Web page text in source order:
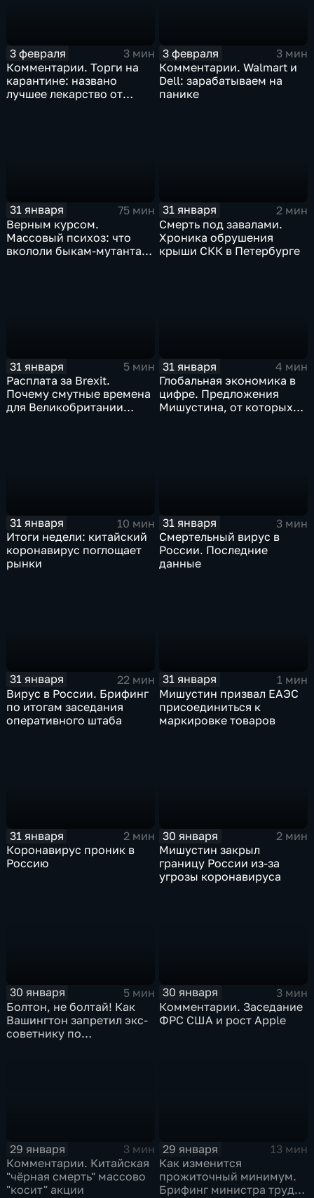
3 февраля
3 мин
Комментарии. Торги на
карантине: названо
лучшее лекарство от
3 февраля
3 мин
Комментарии. Walmart и
Dell: зарабатываем на
панике
31 января
75 мин
Верным курсом.
Массовый психоз: что
вкололи быкам-мутантам,
31 января
2 мин
Смерть под завалами.
Хроника обрушения
крыши СКК в Петербурге
31 января
5 мин
Расплата за Brexit.
Почему смутные времена
для Великобритании
31 января
4 мин
Глобальная экономика в
цифре. Предложения
Мишустина, от которых
31 января
10 мин
Итоги недели: китайский
коронавирус поглощает
рынки
31 января
3 мин
Смертельный вирус в
России. Последние
данные
31 января
22 мин
Вирус в России. Брифинг
по итогам заседания
оперативного штаба
31 января
1 мин
Мишустин призвал ЕАЭС
присоединиться к
маркировке товаров
31 января
2 мин
Коронавирус проник в
Россию
30 января
2 мин
Мишустин закрыл
границу России из-за
угрозы коронавируса
30 января
5 мин
Болтон, не болтай! Как
Вашингтон запретил экс-
советнику по
30 января
3 мин
Комментарии. Заседание
ФРС США и рост Apple
29 января
3 мин
Комментарии. Китайская
"чёрная смерть" массово
"косит" акции
29 января
13 мин
Как изменится
прожиточный минимум.
Брифинг министра труда